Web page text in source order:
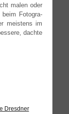
malen oder
beim Foto­gra­
meis­tens im
dach­te
Dresdner